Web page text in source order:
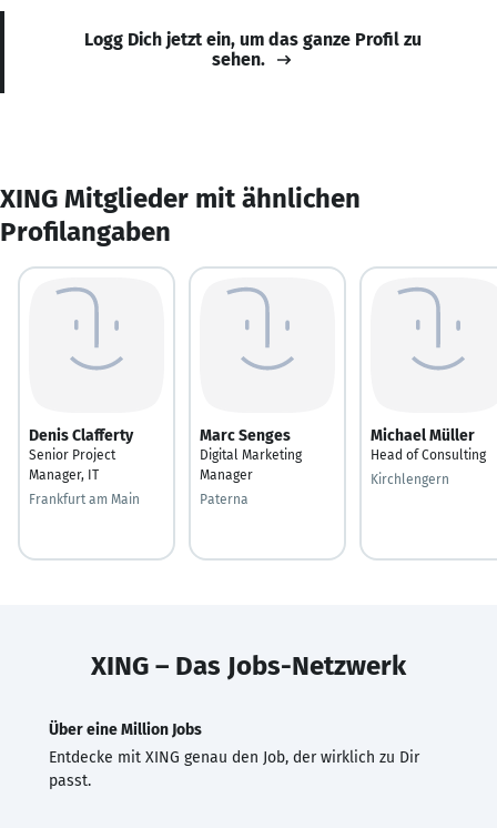
Logg Dich jetzt ein, um das ganze Profil zu
sehen.
XING Mitglieder mit ähnlichen
Profilangaben
Denis Clafferty
Senior Project
Manager, IT
Frankfurt am Main
Marc Senges
Digital Marketing
Manager
Paterna
Michael Müller
Head of Consulting
Kirchlengern
XING – Das Jobs-Netzwerk
Über eine Million Jobs
Entdecke mit XING genau den Job, der wirklich zu Dir
passt.